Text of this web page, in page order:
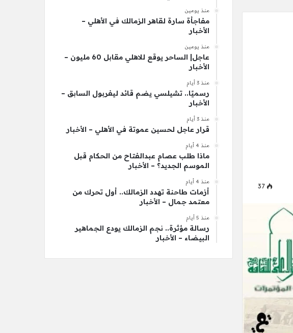
37
منذ يومين
مفاجأة سارة لقاهر الزمالك في الأهلي –
الأخبار
منذ يومين
عاجل| الساحر يوقع للاهلي مقابل 60 مليون –
الأخبار
منذ 3 أيام
رسميًا.. تشيلسي يضم قائد ليفربول السابق –
الأخبار
منذ 3 أيام
قرار عاجل لحسين عموتة في الأهلي – الأخبار
منذ 4 أيام
ماذا طلب عصام عبدالفتاح من الحكام قبل
الموسم الجديد؟ – الأخبار
منذ 4 أيام
أزمات طاحنة تهدد الزمالك.. أول تحرك من
معتمد جمال – الأخبار
منذ 5 أيام
رسالة مؤثرة.. نجم الزمالك يودع الجماهير
البيضاء – الأخبار